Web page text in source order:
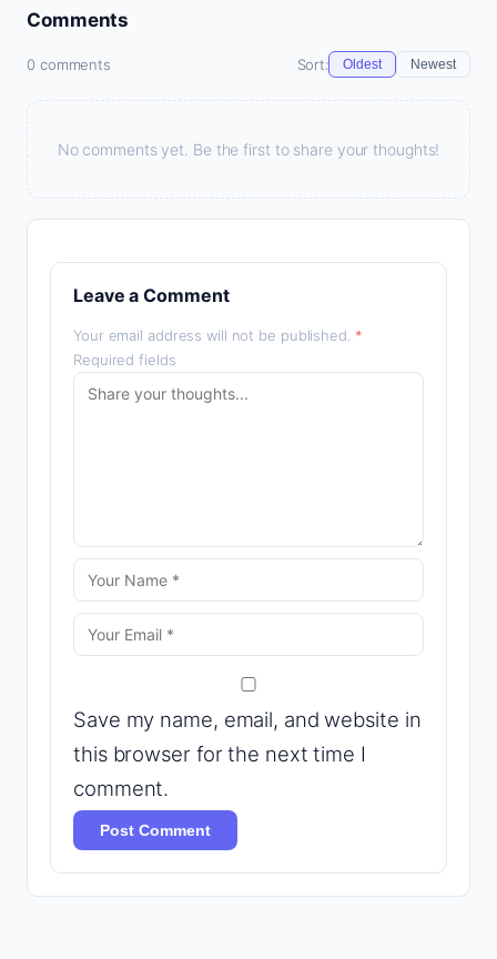
Comments
0 comments Sort: Oldest Newest
No comments yet. Be the first to share your thoughts!
Leave a Comment
Your email address will not be published. *
Required fields
Save my name, email, and website in
this browser for the next time I
comment.
Post Comment